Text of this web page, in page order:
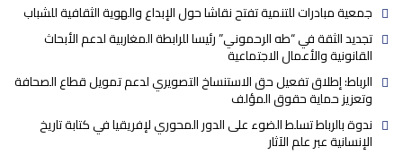
جمعية مبادرات للتنمية تفتح نقاشا حول الإبداع والهوية الثقافية للشباب
تجديد الثقة في “طه الرحموني” رئيسا للرابطة المغاربية لدعم الأبحاث
القانونية والأعمال الاجتماعية
الرباط: إطلاق تفعيل حق الاستنساخ التصويري لدعم تمويل قطاع الصحافة
وتعزيز حماية حقوق المؤلف
ندوة بالرباط تسلط الضوء على الدور المحوري لإفريقيا في كتابة تاريخ
الإنسانية عبر علم الآثار